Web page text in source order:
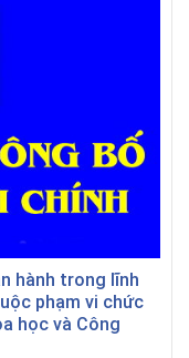
hành trong lĩnh
phạm vi chức
học và Công